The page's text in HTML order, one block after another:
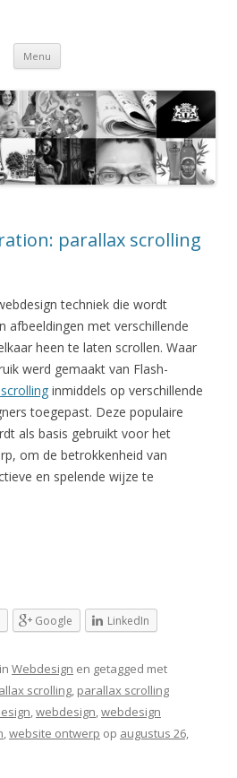
Menu Spring naar de inhoud
parallax scrolling
techniek die wordt
afbeeldingen met verschillende
heen te laten scrollen. Waar
werd gemaakt van Flash-
inmiddels op verschillende
toegepast. Deze populaire
als basis gebruikt voor het
om de betrokkenheid van
en spelende wijze te
Google LinkedIn
Webdesign en getagged met
scrolling parallax scrolling
webdesign webdesign
website ontwerp op augustus 26,